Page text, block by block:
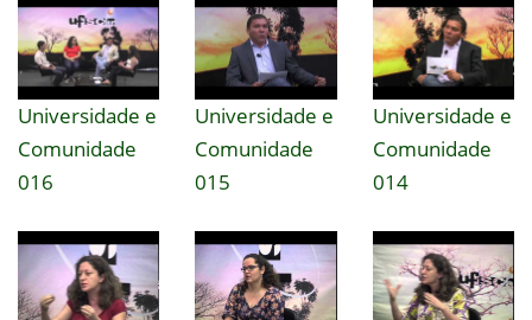
Universidade e
Comunidade
016
Universidade e
Comunidade
015
Universidade e
Comunidade
014